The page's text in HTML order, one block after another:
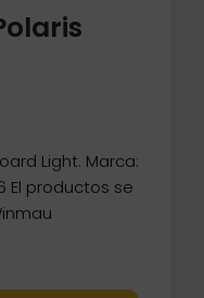
Light. Marca:
El productos se